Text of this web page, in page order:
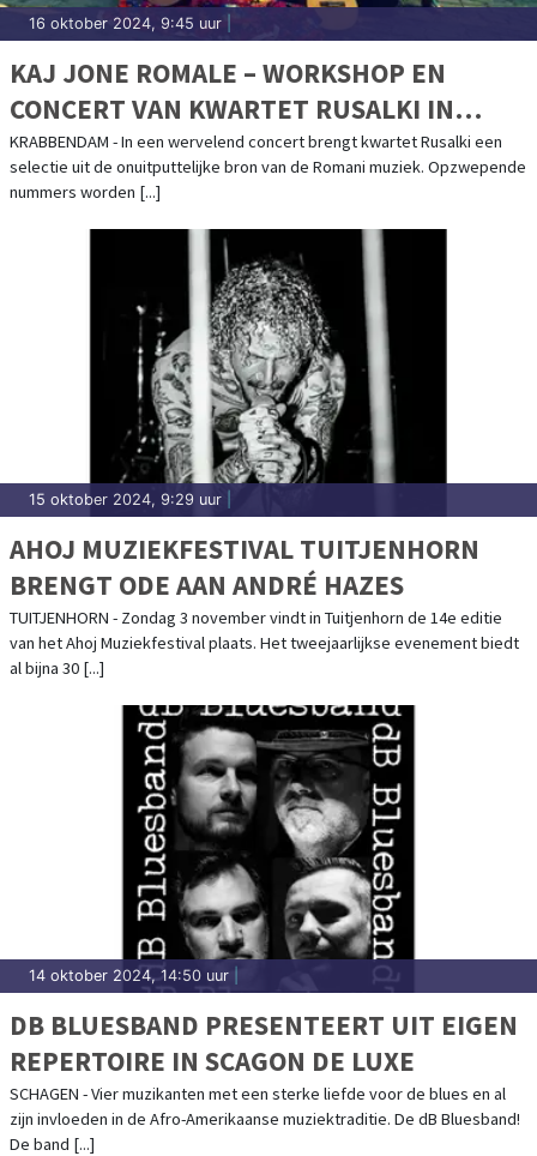
16 oktober 2024, 9:45 uur
KAJ JONE ROMALE – WORKSHOP EN
CONCERT VAN KWARTET RUSALKI IN
KRABBENDAM
KRABBENDAM - In een wervelend concert brengt kwartet Rusalki een
selectie uit de onuitputtelijke bron van de Romani muziek. Opzwepende
nummers worden [...]
15 oktober 2024, 9:29 uur
AHOJ MUZIEKFESTIVAL TUITJENHORN
BRENGT ODE AAN ANDRÉ HAZES
TUITJENHORN - Zondag 3 november vindt in Tuitjenhorn de 14e editie
van het Ahoj Muziekfestival plaats. Het tweejaarlijkse evenement biedt
al bijna 30 [...]
14 oktober 2024, 14:50 uur
DB BLUESBAND PRESENTEERT UIT EIGEN
REPERTOIRE IN SCAGON DE LUXE
SCHAGEN - Vier muzikanten met een sterke liefde voor de blues en al
zijn invloeden in de Afro-Amerikaanse muziektraditie. De dB Bluesband!
De band [...]